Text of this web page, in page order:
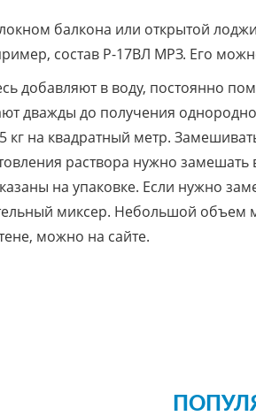
балкона или открытой
состав Р-17ВЛ МРЗ. Его
добавляют в воду, постоянно
дважды до получения
кг на квадратный метр.
раствора нужно замешать
на упаковке. Если нужно
миксер. Небольшой объем
можно на сайте.